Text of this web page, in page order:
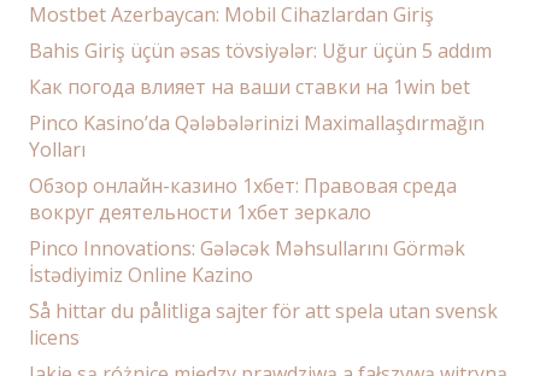
Mostbet Azerbaycan: Mobil Cihazlardan Giriş
Bahis Giriş üçün əsas tövsiyələr: Uğur üçün 5 addım
Как погода влияет на ваши ставки на 1win bet
Pinco Kasino’da Qələbələrinizi Maximallaşdırmağın
Yolları
Обзор онлайн-казино 1хбет: Правовая среда
вокруг деятельности 1хбет зеркало
Pinco Innovations: Gələcək Məhsullarını Görmək
İstədiyimiz Online Kazino
Så hittar du pålitliga sajter för att spela utan svensk
licens